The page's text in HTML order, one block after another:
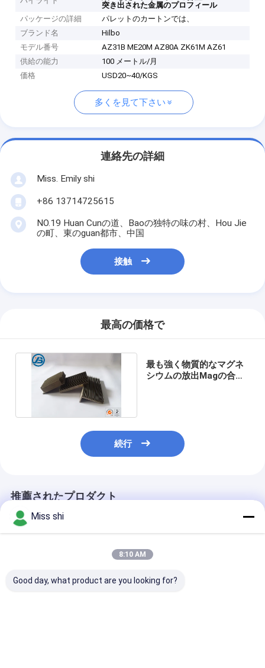
突き出された金属のプロフィール
パッケージの詳細
パレットのカートンでは、
ブランド名
Hilbo
モデル番号
AZ31B ME20M AZ80A ZK61M AZ61
供給の能力
100 メートル/月
価格
USD20~40/KGS
多くを見て下さい
連絡先の詳細
Miss. Emily shi
+86 13714725615
NO.19 Huan Cunの道、Baoの独特の味の村、Hou Jie
の町、東のguan都市、中国
接触
最高の価格で
最も強く物質的なマグネ
シウムの放出Magの合金
続行
推薦されたプロダクト
Miss shi
8:10 AM
Good day, what product are you looking for?